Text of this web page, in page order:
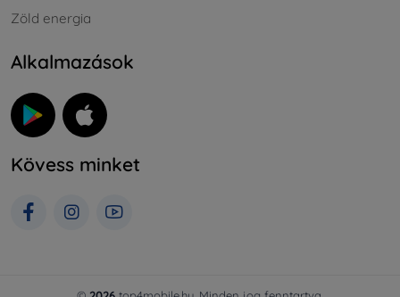
Zöld energia
Alkalmazások
Kövess minket